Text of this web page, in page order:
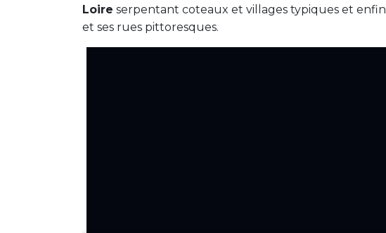
Loire serpentant coteaux et villages typiques et enfin
et ses rues pittoresques.